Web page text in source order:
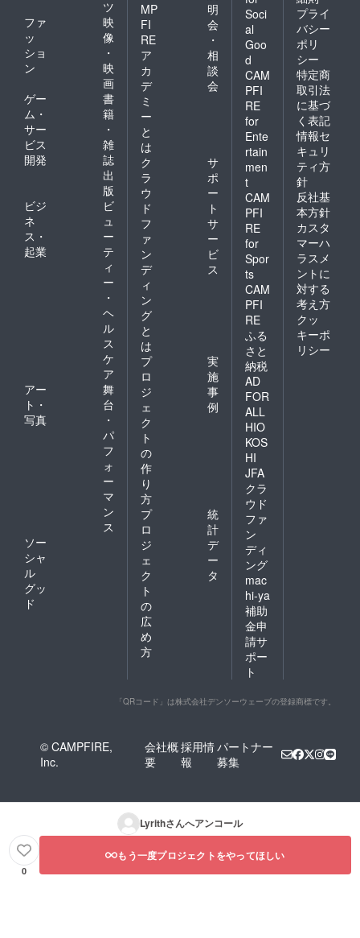
ツ
ファ
ッ
ショ
ン
映
像
・
映
画
ゲー
ム・
サー
ビス
開発
書
籍
・
雑
誌
出
版
ビジ
ネ
ス・
起業
ビ
ュ
ー
テ
ィ
ー
・
ヘ
ル
ス
ケ
ア
アー
ト・
写真
舞
台
・
パ
フ
ォ
ー
マ
ン
ス
ソー
シャ
ル
グッ
ド
MP
FI
RE
ア
カ
デ
ミ
ー
と
は
明
会
・
相
談
会
ク
ラ
ウ
ド
フ
ァ
ン
デ
ィ
ン
グ
と
は
サ
ポ
ー
ト
サ
ー
ビ
ス
プ
ロ
ジ
ェ
ク
ト
の
作
り
方
実
施
事
例
プ
ロ
ジ
ェ
ク
ト
の
広
め
方
統
計
デ
ー
タ
Soci
al
Goo
d
CAM
PFI
RE
for
Ente
rtain
men
t
CAM
PFI
RE
for
Spor
ts
CAM
PFI
RE
ふる
さと
納税
AD
FOR
ALL
HIO
KOS
HI
JFA
クラ
ウド
ファ
ン
ディ
ング
mac
hi-ya
補助
金申
請サ
ポー
ト
プライ
バシー
ポリ
シー
特定商
取引法
に基づ
く表記
情報セ
キュリ
ティ方
針
反社基
本方針
カスタ
マーハ
ラスメ
ントに
対する
考え方
クッ
キーポ
リシー
「QRコード」は株式会社デンソーウェーブの登録商標です。
© CAMPFIRE,
Inc.
会社概
要
採用情
報
パートナー
募集
Lyrithさんへアンコール
0
もう一度プロジェクトをやってほしい